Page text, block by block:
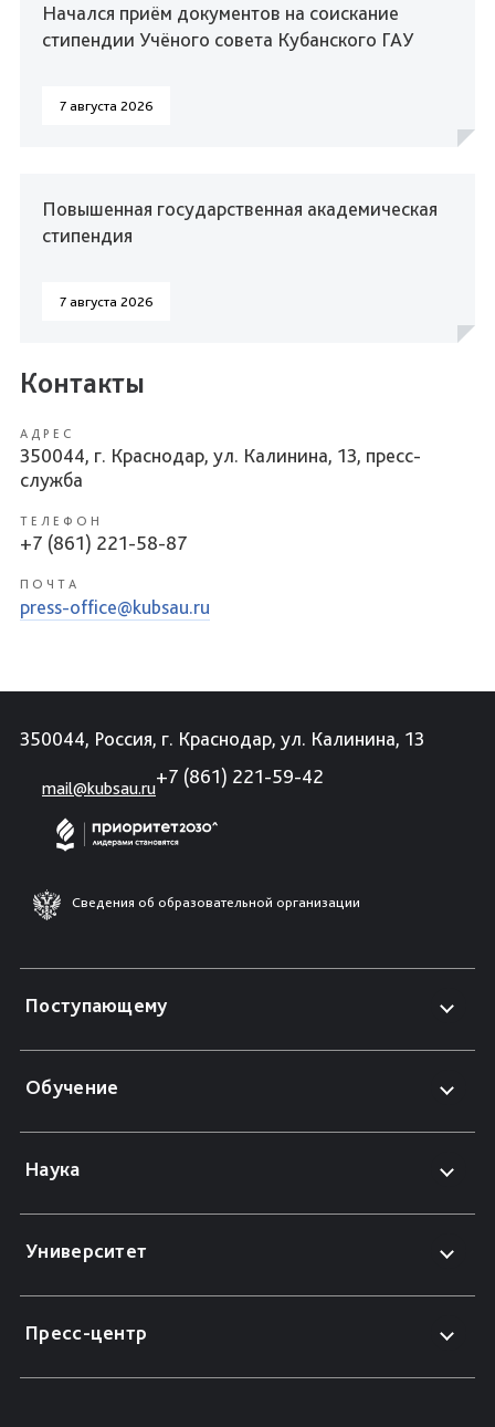
Начался приём документов на соискание
стипендии Учёного совета Кубанского ГАУ
7 августа 2026
Повышенная государственная академическая
стипендия
7 августа 2026
Контакты
АДРЕС
350044, г. Краснодар, ул. Калинина, 13, пресс-
служба
ТЕЛЕФОН
+7 (861) 221-58-87
ПОЧТА
press-office@kubsau.ru
350044, Россия, г. Краснодар, ул. Калинина, 13
mail@kubsau.ru
+7 (861) 221-59-42
Сведения об образовательной организации
Поступающему
Обучение
Наука
Университет
Пресс-центр